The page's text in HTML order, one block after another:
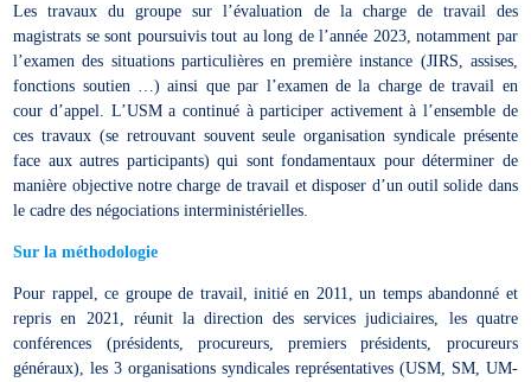
Les travaux du groupe sur l’évaluation de la charge de travail des
magistrats se sont poursuivis tout au long de l’année 2023, notamment par
l’examen des situations particulières en première instance (JIRS, assises,
fonctions soutien …) ainsi que par l’examen de la charge de travail en
cour d’appel. L’USM a continué à participer activement à l’ensemble de
ces travaux (se retrouvant souvent seule organisation syndicale présente
face aux autres participants) qui sont fondamentaux pour déterminer de
manière objective notre charge de travail et disposer d’un outil solide dans
le cadre des négociations interministérielles.
Sur la méthodologie
Pour rappel, ce groupe de travail, initié en 2011, un temps abandonné et
repris en 2021, réunit la direction des services judiciaires, les quatre
conférences (présidents, procureurs, premiers présidents, procureurs
généraux), les 3 organisations syndicales représentatives (USM, SM, UM-